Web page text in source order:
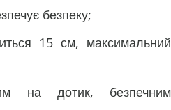
безпеку;
15 см, максимальний
на дотик, безпечним